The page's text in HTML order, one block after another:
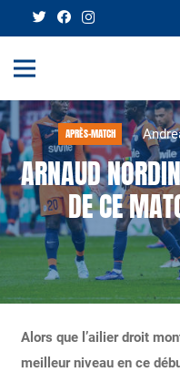
APRÈS-MATCH
ARNAUD
DE CE
Alors que l’ailier droit
meilleur niveau en ce